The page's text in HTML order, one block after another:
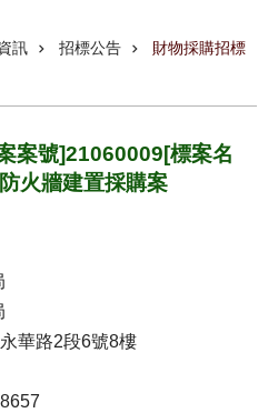
訊 招標公告 財物採購招標
案號]21060009[標案名
火牆建置採購案
華路2段6號8樓